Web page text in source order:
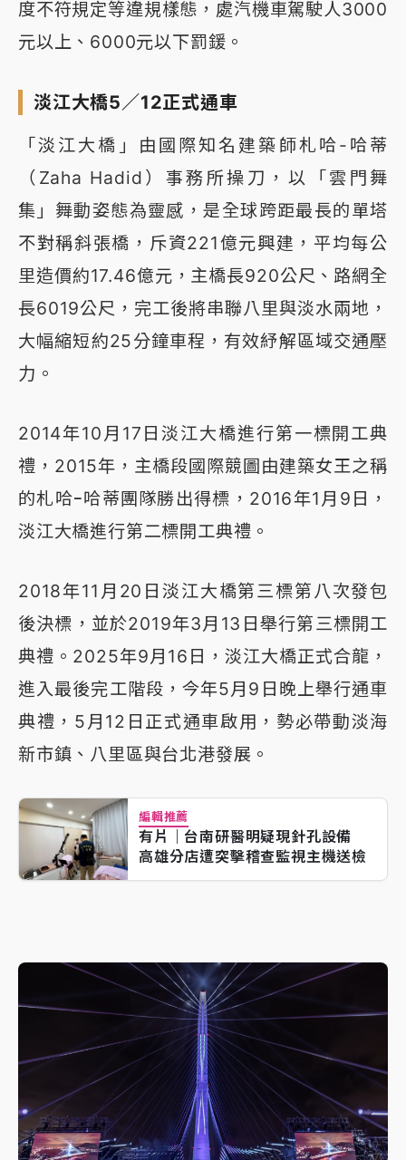
度不符規定等違規樣態，處汽機車駕駛人3000
元以上、6000元以下罰鍰。
淡江大橋5／12正式通車
「淡江大橋」由國際知名建築師札哈-哈蒂
（Zaha Hadid）事務所操刀，以「雲門舞
集」舞動姿態為靈感，是全球跨距最長的單塔
不對稱斜張橋，斥資221億元興建，平均每公
里造價約17.46億元，主橋長920公尺、路網全
長6019公尺，完工後將串聯八里與淡水兩地，
大幅縮短約25分鐘車程，有效紓解區域交通壓
力。
2014年10月17日淡江大橋進行第一標開工典
禮，2015年，主橋段國際競圖由建築女王之稱
的札哈ｰ哈蒂團隊勝出得標，2016年1月9日，
淡江大橋進行第二標開工典禮。
2018年11月20日淡江大橋第三標第八次發包
後決標，並於2019年3月13日舉行第三標開工
典禮。2025年9月16日，淡江大橋正式合龍，
進入最後完工階段，今年5月9日晚上舉行通車
典禮，5月12日正式通車啟用，勢必帶動淡海
新市鎮、八里區與台北港發展。
編輯推薦
有片｜台南研醫明疑現針孔設備
高雄分店遭突擊稽查監視主機送檢